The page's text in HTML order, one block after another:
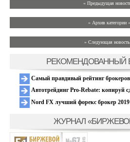
« Предыдущая
» Архив категории «
» Следующая
РЕКОМЕНДОВАННЫЙ
Самый правдивый рейтинг
Автотрейдинг Pro-Rebate: копируй
Nord FX лучший форекс брокер 2019
ЖУРНАЛ